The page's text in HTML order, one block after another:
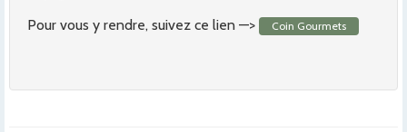
Pour vous y rendre, suivez ce lien —>
Coin Gourmets